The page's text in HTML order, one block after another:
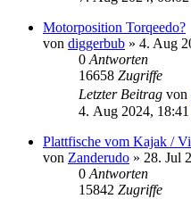
Motorposition Torqeedo?
von diggerbub » 4. Aug
0 Antworten
16658 Zugriffe
Letzter Beitrag von
4. Aug 2024, 18:41
Plattfische vom Kajak /
von Zanderudo » 28. Jul
0 Antworten
15842 Zugriffe